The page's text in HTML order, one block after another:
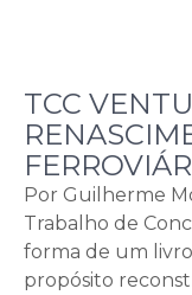
TCC
Por Guilherme
Trabalho de
forma de um
propósito